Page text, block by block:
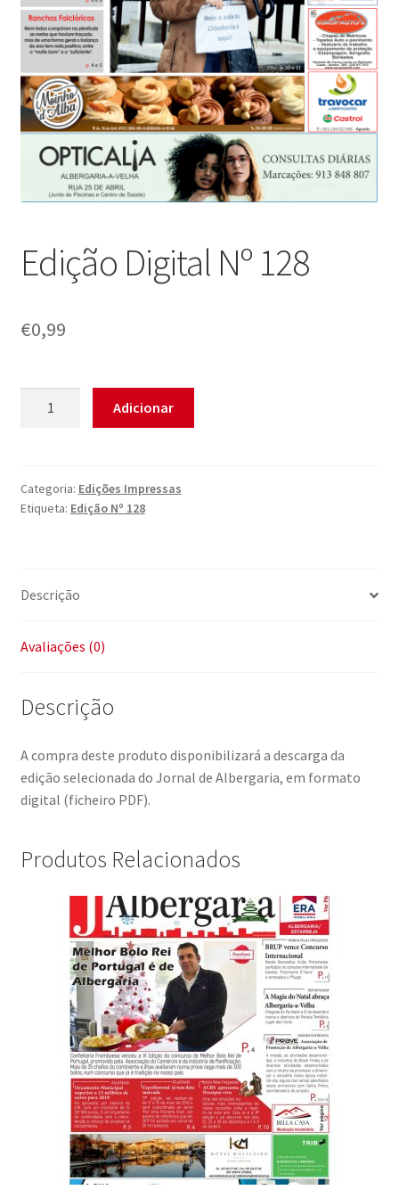
Edição Digital Nº 128
€0,99
Nº
128
Adicionar
Categoria: Edições Impressas
Etiqueta: Edição Nº 128
Descrição
Avaliações (0)
Descrição
A compra deste produto disponibilizará a descarga da
edição selecionada do Jornal de Albergaria, em formato
digital (ficheiro PDF).
Produtos Relacionados